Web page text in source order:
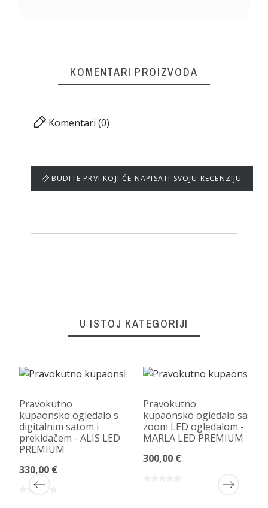
KOMENTARI PROIZVODA
Komentari (0)
BUDITE PRVI KOJI ĆE NAPISATI SVOJU RECENZIJU
U ISTOJ KATEGORIJI
Pravokutno
kupaonsko ogledalo s
digitalnim satom i
prekidačem - ALIS LED
PREMIUM
330,00 €
Pravokutno
kupaonsko ogledalo sa
zoom LED ogledalom -
MARLA LED PREMIUM
300,00 €